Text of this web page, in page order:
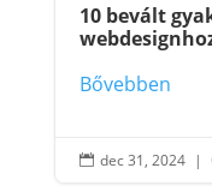
10 bevált
Bővebben
 dec 31, 2024 |